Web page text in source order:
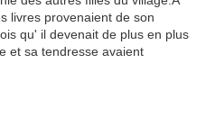
livres provenaient de son
qu' il devenait de plus en plus
et sa tendresse avaient